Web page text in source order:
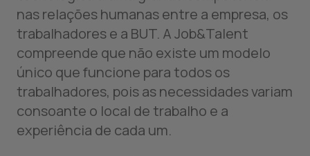
nas relações humanas entre a empresa, os
trabalhadores e a BUT. A Job&Talent
compreende que não existe um modelo
único que funcione para todos os
trabalhadores, pois as necessidades variam
consoante o local de trabalho e a
experiência de cada um.